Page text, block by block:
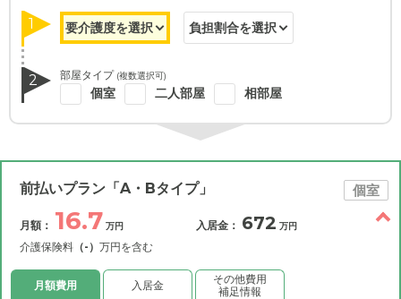
1
2 部屋タイプ (複数選択可)
個室 二人部屋 相部屋
前払いプラン「A・Bタイプ」 個室
月額： 16.7 万円
介護保険料 （-） 万円を含む
入居金： 672 万円
月額費用 入居金
その他費用
補足情報